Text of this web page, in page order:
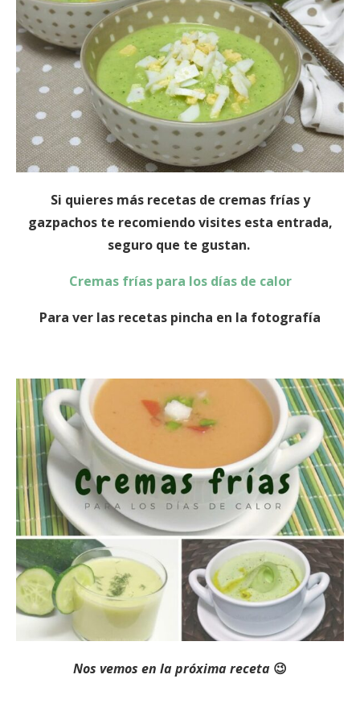
Si quieres más recetas de cremas frías y
gazpachos te recomiendo visites esta entrada,
seguro que te gustan.
Cremas frías para los días de calor
Para ver las recetas pincha en la fotografía
Nos vemos en la próxima receta 😉